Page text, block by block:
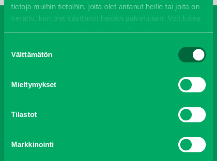
tietoja muihin tietoihin, joita olet antanut heille tai joita on
kerätty, kun olet käyttänyt heidän palvelujaan. Voit lukea
valinta
Välttämätön
Mieltymykset
Tilastot
Markkinointi
Koneet Vaihtokoneet
Kalusteet
Huolto ja varaosat
Oy J-Trading Ab | Kuriiritie 15, 01510 Vantaa | puh 0207 458 600